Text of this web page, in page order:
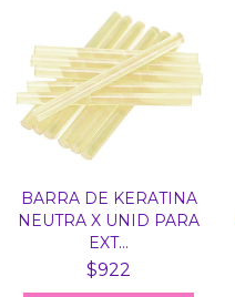
BARRA DE KERATINA
NEUTRA X UNID PARA
EXT...
$922